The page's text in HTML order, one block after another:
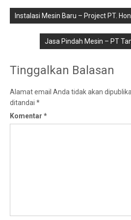
pos
Instalasi Mesin Baru – Project PT.
Jasa Pindah Mesin – PT
Tinggalkan Balasan
Alamat email Anda tidak akan
ditandai *
Komentar *